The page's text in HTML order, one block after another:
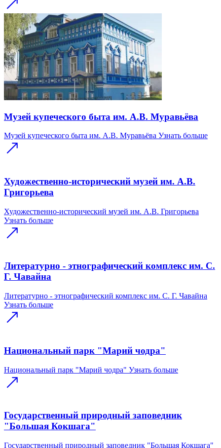
Музей купеческого быта им. А.В. Муравьёва
Музей купеческого быта им. А.В. Муравьёва Узнать больше
Художественно-исторический музей им. А.В.
Григорьева
Художественно-исторический музей им. А.В. Григорьева
Узнать больше
Литературно - этнографический комплекс им. С.
Г. Чавайна
Литературно - этнографический комплекс им. С. Г. Чавайна
Узнать больше
Национальный парк "Марий чодра"
Национальный парк "Марий чодра" Узнать больше
Государственный природный заповедник
"Большая Кокшага"
Государственный природный заповедник "Большая Кокшага"